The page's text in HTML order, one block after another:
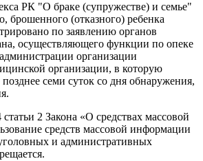
РК "О браке (супружестве) и семье"
брошенного (отказного) ребенка
по заявлению органов
осуществляющего функции по опеке
организации
организации, в которую
семи суток со дня обнаружения,
2 Закона «О средствах массовой
средств массовой информации
и административных